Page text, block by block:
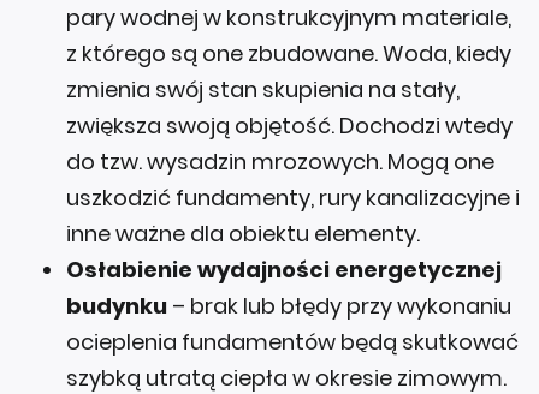
pary wodnej w konstrukcyjnym materiale,
z którego są one zbudowane. Woda, kiedy
zmienia swój stan skupienia na stały,
zwiększa swoją objętość. Dochodzi wtedy
do tzw. wysadzin mrozowych. Mogą one
uszkodzić fundamenty, rury kanalizacyjne i
inne ważne dla obiektu elementy.
Osłabienie wydajności energetycznej
budynku – brak lub błędy przy wykonaniu
ocieplenia fundamentów będą skutkować
szybką utratą ciepła w okresie zimowym.